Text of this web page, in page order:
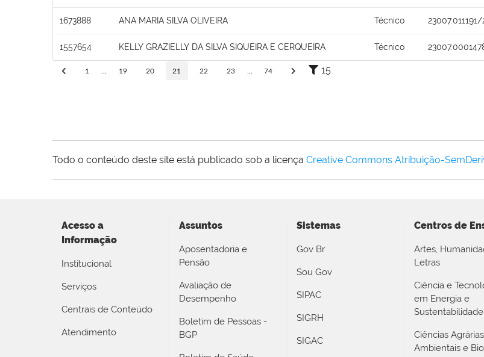
1673888 ANA MARIA SILVA OLIVEIRA Técnico
1557654 KELLY GRAZIELLY DA SILVA SIQUEIRA E CERQUEIRA Técnico
1 19 20 21 22 23 74 15
Todo o conteúdo deste site está publicado sob a licença Creative Commons Atribuição-
Acesso a
Informação
Institucional
Serviços
Centrais de Conteúdo
Atendimento
Assuntos
Aposentadoria e
Pensão
Avaliação de
Desempenho
Boletim de Pessoas -
BGP
Sistemas
Gov Br
Sou Gov
SIPAC
SIGRH
SIGAC
Centros de
Artes,
Letras
Ciência e
em Energia e
Sustentabilidade
Ciências
Ambientais e